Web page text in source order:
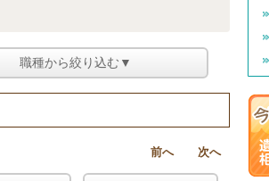
職種から絞り込む▼
前へ 次へ